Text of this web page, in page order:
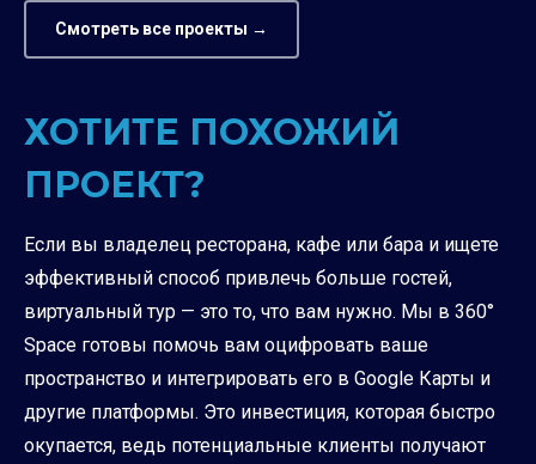
Смотреть все проекты →
ХОТИТЕ ПОХОЖИЙ
ПРОЕКТ?
Если вы владелец ресторана, кафе или бара и ищете
эффективный способ привлечь больше гостей,
виртуальный тур — это то, что вам нужно. Мы в 360°
Space готовы помочь вам оцифровать ваше
пространство и интегрировать его в Google Карты и
другие платформы. Это инвестиция, которая быстро
окупается, ведь потенциальные клиенты получают